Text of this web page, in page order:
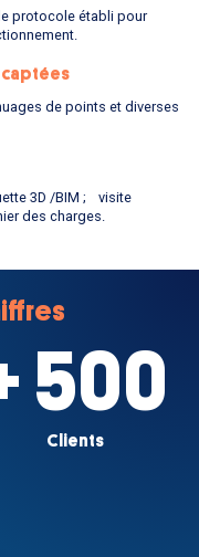
protocole établi pour
de points et diverses
3D /BIM ; visite
des charges.
500
Clients